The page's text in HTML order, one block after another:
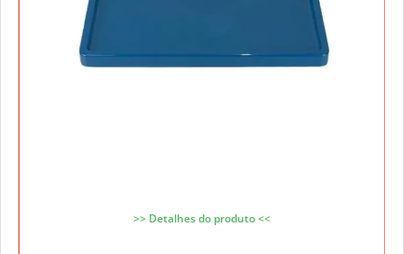
>> Detalhes do produto <<